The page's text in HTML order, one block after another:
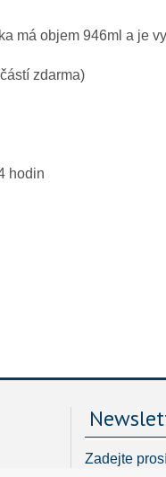
má objem 946ml a je
zdarma)
hodin
Zadejte